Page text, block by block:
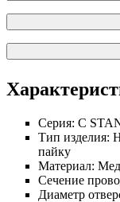
Серия: C
Тип изделия:
пайку
Материал:
Сечение
Диаметр